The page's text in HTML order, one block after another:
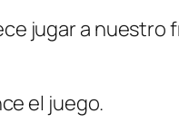
jugar a nuestro
el juego.